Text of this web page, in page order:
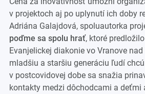
v projektoch aj po uplynutí ich doby
Adriána Galajdová, spoluautorka
poďme sa spolu hrať, ktoré
Evanjelickej diakonie vo Vranove
mladšiu a staršiu generáciu ľudí
v postcovidovej dobe sa snažia
kontakty medzi dôchodcami a deťmi